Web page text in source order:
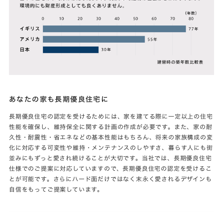
あなたの家も長期優良住宅に
長期優良住宅の認定を受けるためには、家を建てる際に一定以上の住宅
性能を確保し、維持保全に関する計画の作成が必要です。また、家の耐
久性・耐震性・省エネなどの基本性能はもちろん、将来の家族構成の変
化に対応する可変性や維持・メンテナンスのしやすさ、暮らす人にも街
並みにもずっと愛され続けることが大切です。当社では、長期優良住宅
仕様でのご提案に対応していますので、長期優良住宅の認定を受けるこ
とが可能です。さらにハード面だけではなく末永く愛されるデザインも
自信をもってご提案しています。